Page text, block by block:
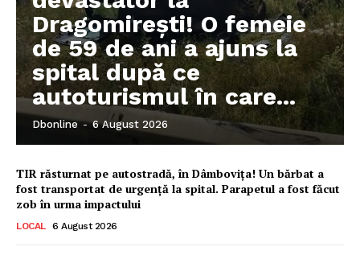
Dragomirești! O femeie
de 59 de ani a ajuns la
spital după ce
autoturismul în care...
Dbonline - 6 August 2026
TIR răsturnat pe autostradă, în Dâmbovița! Un bărbat a
fost transportat de urgență la spital. Parapetul a fost făcut
zob în urma impactului
LOCAL 6 August 2026